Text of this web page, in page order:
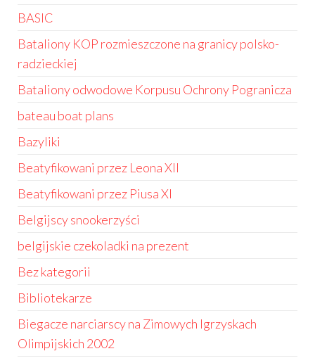
BASIC
Bataliony KOP rozmieszczone na granicy polsko-
radzieckiej
Bataliony odwodowe Korpusu Ochrony Pogranicza
bateau boat plans
Bazyliki
Beatyfikowani przez Leona XII
Beatyfikowani przez Piusa XI
Belgijscy snookerzyści
belgijskie czekoladki na prezent
Bez kategorii
Bibliotekarze
Biegacze narciarscy na Zimowych Igrzyskach
Olimpijskich 2002